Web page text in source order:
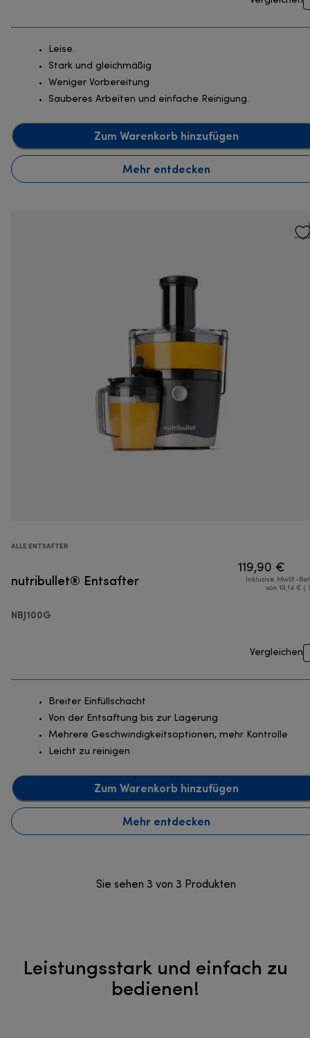
Leise.
Stark und gleichmäßig
Weniger Vorbereitung
Sauberes Arbeiten und einfache Reinigung.
Zum Warenkorb hinzufügen
Mehr entdecken
ALLE ENTSAFTER
nutribullet® Entsafter
NBJ100G
119,90 €
Inklusive MwSt.-
von 19,14 € (
Vergleichen
Breiter Einfüllschacht
Von der Entsaftung bis zur Lagerung
Mehrere Geschwindigkeitsoptionen, mehr Kontrolle
Leicht zu reinigen
Zum Warenkorb hinzufügen
Mehr entdecken
Sie sehen 3 von 3 Produkten
Leistungsstark und einfach zu
bedienen!